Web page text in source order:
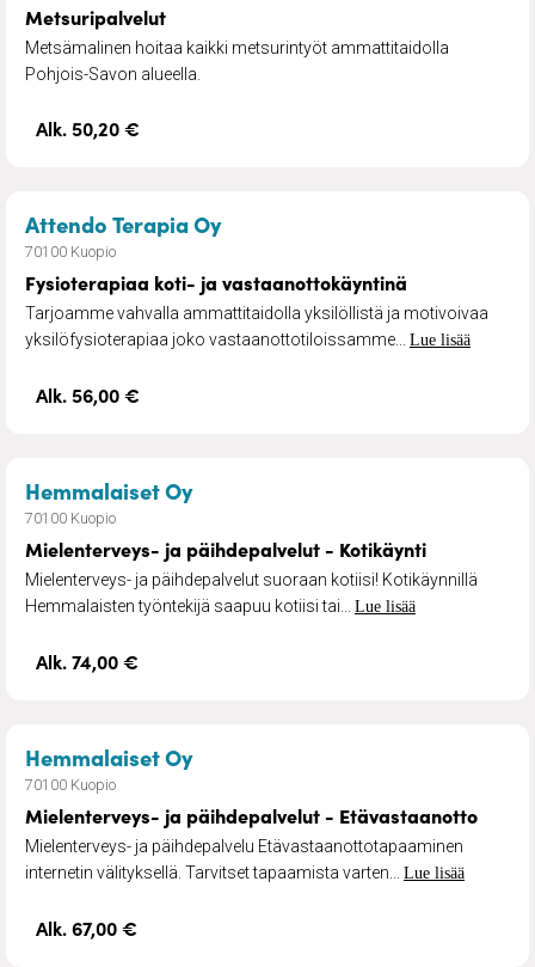
Metsuripalvelut
Metsämalinen hoitaa kaikki metsurintyöt ammattitaidolla
Pohjois-Savon alueella.
Alk. 50,20 €
Attendo Terapia Oy– Fysioterapiaa koti- ja
70100 Kuopio
Fysioterapiaa koti- ja vastaanottokäyntinä
Tarjoamme vahvalla ammattitaidolla yksilöllistä ja motivoivaa
yksilöfysioterapiaa joko vastaanottotiloissamme... Lue lisää
Alk. 56,00 €
Hemmalaiset Oy– Mielenterveys- ja
70100 Kuopio
Mielenterveys- ja päihdepalvelut - Kotikäynti
Mielenterveys- ja päihdepalvelut suoraan kotiisi! Kotikäynnillä
Hemmalaisten työntekijä saapuu kotiisi tai... Lue lisää
Alk. 74,00 €
Hemmalaiset Oy– Mielenterveys- ja
70100 Kuopio
Mielenterveys- ja päihdepalvelut - Etävastaanotto
Mielenterveys- ja päihdepalvelu Etävastaanottotapaaminen
internetin välityksellä. Tarvitset tapaamista varten... Lue lisää
Alk. 67,00 €